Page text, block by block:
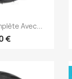
rapideAvec...
€